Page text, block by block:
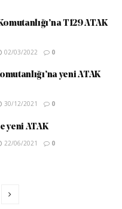
T129 ATAK
02/03/2022 0
yeni ATAK
30/12/2021 0
yeni ATAK
22/06/2021 0